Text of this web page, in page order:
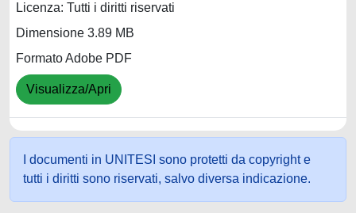
Licenza: Tutti i diritti riservati
Dimensione 3.89 MB
Formato Adobe PDF
Visualizza/Apri
I documenti in UNITESI sono protetti da copyright e
tutti i diritti sono riservati, salvo diversa indicazione.